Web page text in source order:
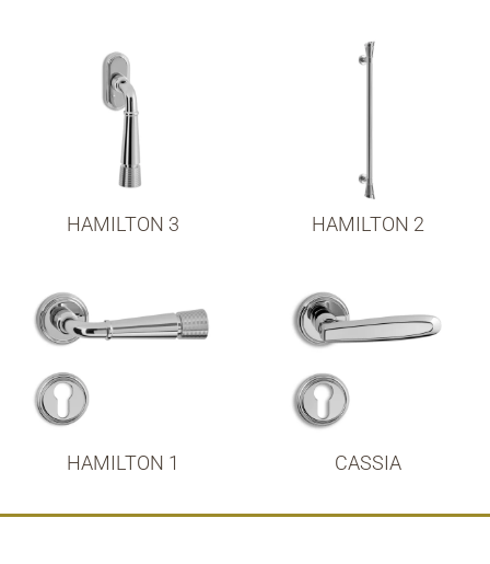
HAMILTON 3 HAMILTON 2
HAMILTON 1 CASSIA